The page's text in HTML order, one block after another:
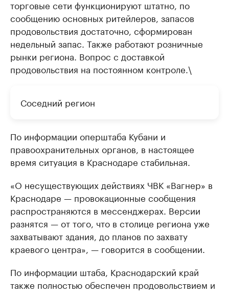
торговые сети функционируют штатно, по
сообщению основных ритейлеров, запасов
продовольствия достаточно, сформирован
недельный запас. Также работают розничные
рынки региона. Вопрос с доставкой
продовольствия на постоянном контроле.\
Соседний регион
По информации оперштаба Кубани и
правоохранительных органов, в настоящее
время ситуация в Краснодаре стабильная.
«О несуществующих действиях ЧВК «Вагнер» в
Краснодаре — провокационные сообщения
распространяются в мессенджерах. Версии
разнятся — от того, что в столице региона уже
захватывают здания, до планов по захвату
краевого центра», — говорится в сообщении.
По информации штаба, Краснодарский край
также полностью обеспечен продовольствием и